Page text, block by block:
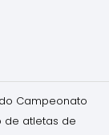
Campeonato
de atletas de